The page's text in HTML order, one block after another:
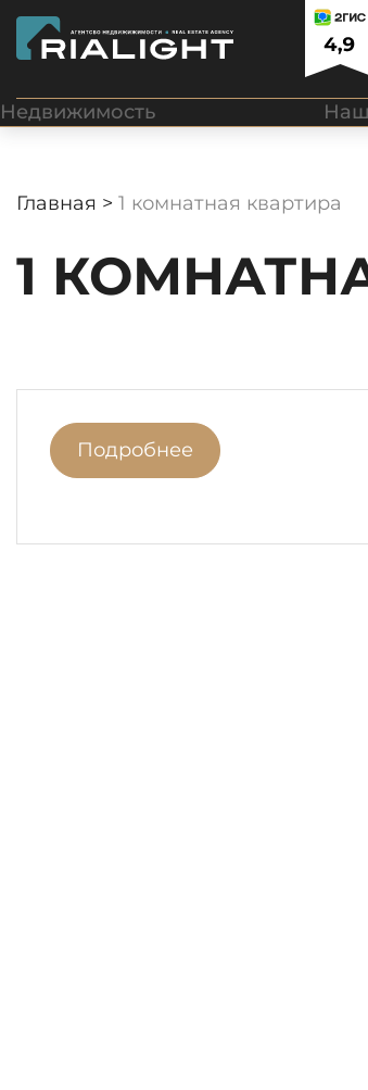
Недвижимость
Главная > 1 комнатная квартира
1
Подробнее